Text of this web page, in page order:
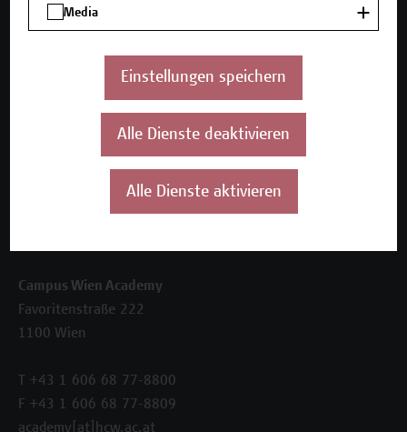
Inhouse-Weiterbildung
Referenzen und Partner*innen
Campus Wien Academy
Favoritenstraße 222
1100 Wien
T +43 1 606 68 77-8800
F +43 1 606 68 77-8809
academy[at]hcw.ac.at
Media
Einstellungen speichern
Alle Dienste deaktivieren
Alle Dienste aktivieren